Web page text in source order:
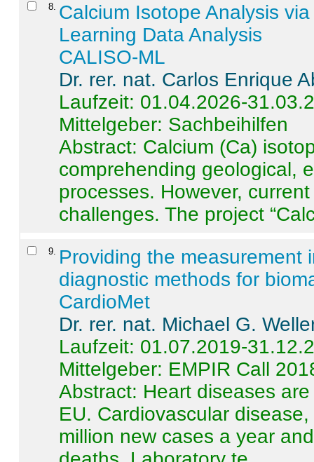
8 Calcium Isotope Analysis
Learning Data Analysis
CALISO-ML
Dr. rer. nat. Carlos Enrique
Laufzeit: 01.04.2026-
Mittelgeber: Sachbeihilfen
Abstract: Calcium (Ca)
comprehending geological,
processes. However,
challenges. The project
9
Providing the measurement
diagnostic methods for
CardioMet
Dr. rer. nat. Michael G.
Laufzeit: 01.07.2019-
Mittelgeber: EMPIR Call
Abstract: Heart diseases
EU. Cardiovascular
million new cases a year